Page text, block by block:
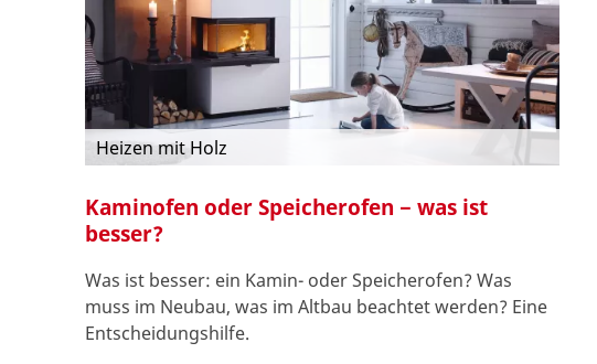
Heizen mit Holz
Kaminofen oder Speicherofen − was ist
besser?
Was ist besser: ein Kamin- oder Speicherofen? Was
muss im Neubau, was im Altbau beachtet werden? Eine
Entscheidungshilfe.